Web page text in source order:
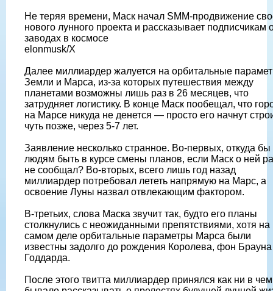
Не теряя времени, Маск начал SMM-продвижение
нового лунного проекта и рассказывает подписчикам
заводах в космосе
elonmusk/X
Далее миллиардер жалуется на орбитальные
Земли и Марса, из-за которых путешествия между
планетами возможны лишь раз в 26 месяцев, что
затрудняет логистику. В конце Маск пообещал, что
на Марсе никуда не денется — просто его начнут
чуть позже, через 5-7 лет.
Заявление несколько странное. Во-первых, откуда бы
людям быть в курсе смены планов, если Маск о ней
не сообщал? Во-вторых, всего лишь год назад
миллиардер потребовал лететь напрямую на Марс, а
освоение Луны назвал отвлекающим фактором.
В-третьих, слова Маска звучит так, будто его планы
столкнулись с неожиданными препятствиями, хотя на
самом деле орбитальные параметры Марса были
известны задолго до рождения Королева, фон
Годдарда.
После этого твитта миллиардер принялся как ни в